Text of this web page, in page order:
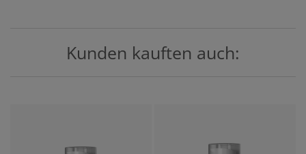
Kunden kauften auch: